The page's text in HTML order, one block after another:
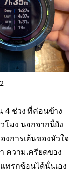
4 ช่วง ที่ค่อนข้าง
โมง นอกจากนี้ยัง
การเต้นของหัวใจ
ความเครียดของ
ทรกซ้อนได้นั่นเอง